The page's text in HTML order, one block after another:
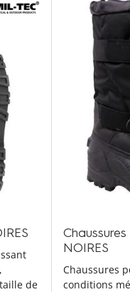
de
NOIRES
Chaussures
conditions